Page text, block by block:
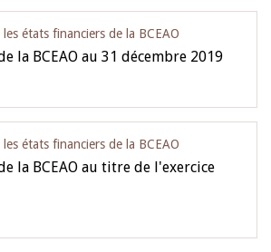
états financiers de la BCEAO
la BCEAO au 31 décembre 2019
états financiers de la BCEAO
la BCEAO au titre de l'exercice